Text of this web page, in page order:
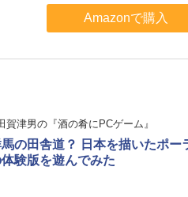
Amazonで購入
賀津男の『酒の肴にPCゲーム』
の田舎道？ 日本を描いたポー
験版を遊んでみた